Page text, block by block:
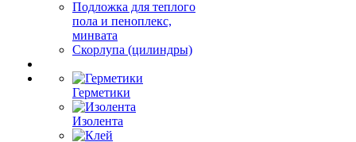
Подложка для теплого
пола и пеноплекс,
минвата
Скорлупа (цилиндры)
Герметики
Изолента